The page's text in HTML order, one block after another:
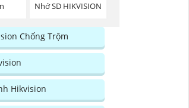
Nhớ SD HIKVISION
Chống Trộm
Hikvision